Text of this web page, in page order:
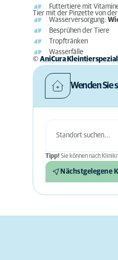
Futtertiere mit
Tier mit der Pinzette von
Wasserversorgung:
Besprühen der Tiere
Tropftränken
Wasserfälle
© AniCura
Wenden Sie
Tipp! Sie können nach
Nächstgelegene